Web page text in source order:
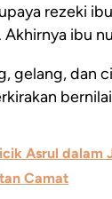
rezeki
ibu
gelang, dan
Asrul dalam
Camat